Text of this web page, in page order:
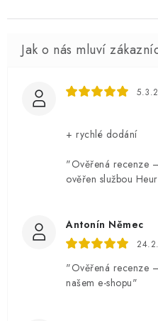
+ rychlé dodání
"Ověřená recenze
ověřen službou
Antonín Němec
"Ověřená recenze
našem e-shopu"